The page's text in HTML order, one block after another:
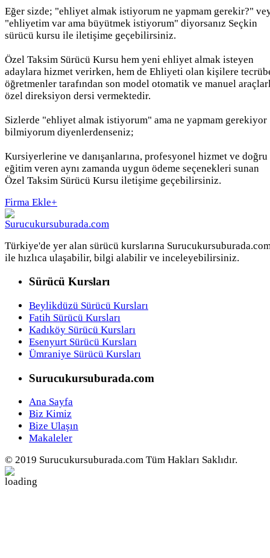
Eğer sizde; "ehliyet almak istiyorum ne yapmam gerekir?"
"ehliyetim var ama büyütmek istiyorum" diyorsanız Seçkin
sürücü kursu ile iletişime geçebilirsiniz.
Özel Taksim Sürücü Kursu hem yeni ehliyet almak isteyen
adaylara hizmet verirken, hem de Ehliyeti olan kişilere
öğretmenler tarafından son model otomatik ve manuel
özel direksiyon dersi vermektedir.
Sizlerde "ehliyet almak istiyorum" ama ne yapmam gerekiyor
bilmiyorum diyenlerdenseniz;
Kursiyerlerine ve danışanlarına, profesyonel hizmet ve doğru
eğitim veren aynı zamanda uygun ödeme seçenekleri sunan
Özel Taksim Sürücü Kursu iletişime geçebilirsiniz.
Firma Ekle+
Türkiye'de yer alan sürücü kurslarına
ile hızlıca ulaşabilir, bilgi alabilir ve inceleyebilirsiniz.
Sürücü Kursları
Beylikdüzü Sürücü Kursları
Fatih Sürücü Kursları
Kadıköy Sürücü Kursları
Esenyurt Sürücü Kursları
Ümraniye Sürücü Kursları
Surucukursuburada.com
Ana Sayfa
Biz Kimiz
Bize Ulaşın
Makaleler
© 2019 Surucukursuburada.com Tüm Hakları Saklıdır.